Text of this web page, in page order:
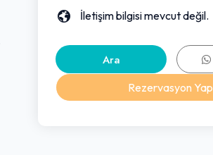
İletişim bilgisi mevcut değil.
Ara
Rezervasyon Yap